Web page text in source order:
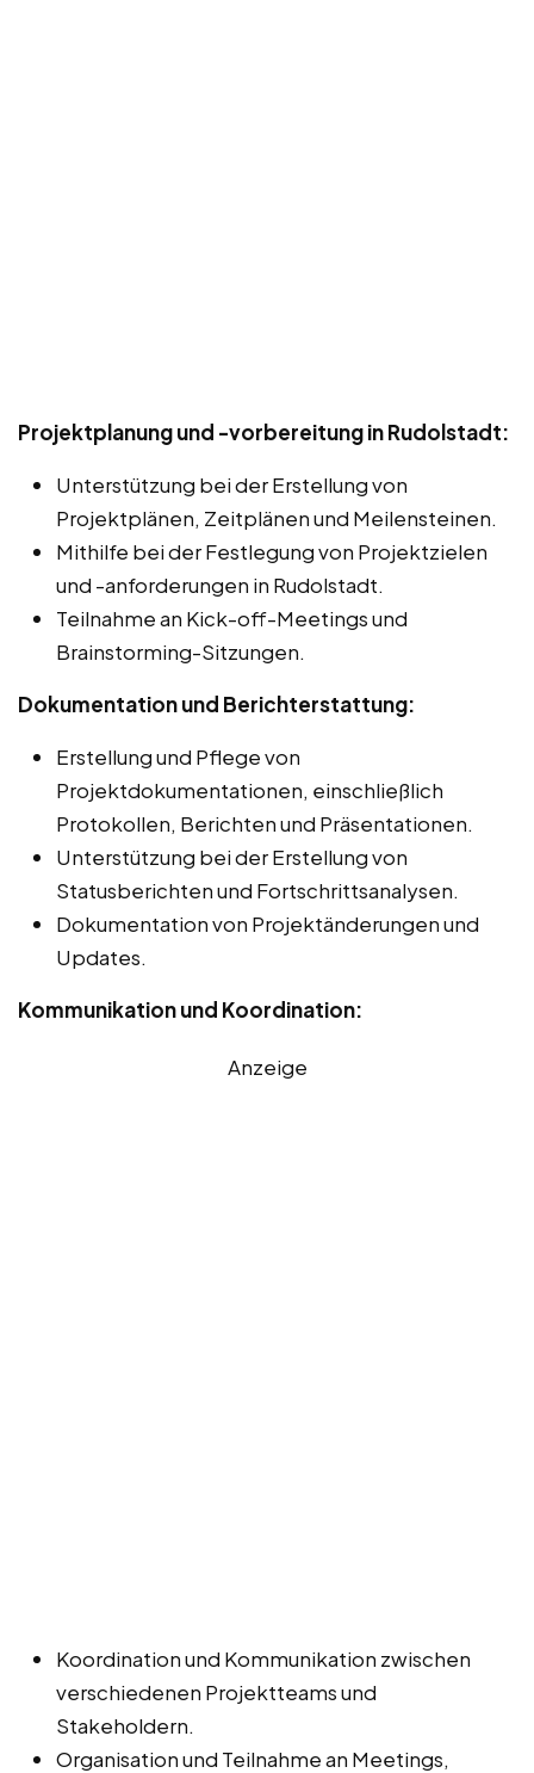
Projektplanung und -vorbereitung in Rudolstadt:
Unterstützung bei der Erstellung von
Projektplänen, Zeitplänen und Meilensteinen.
Mithilfe bei der Festlegung von Projektzielen
und -anforderungen in Rudolstadt.
Teilnahme an Kick-off-Meetings und
Brainstorming-Sitzungen.
Dokumentation und Berichterstattung:
Erstellung und Pflege von
Projektdokumentationen, einschließlich
Protokollen, Berichten und Präsentationen.
Unterstützung bei der Erstellung von
Statusberichten und Fortschrittsanalysen.
Dokumentation von Projektänderungen und
Updates.
Kommunikation und Koordination:
Anzeige
Koordination und Kommunikation zwischen
verschiedenen Projektteams und
Stakeholdern.
Organisation und Teilnahme an Meetings,